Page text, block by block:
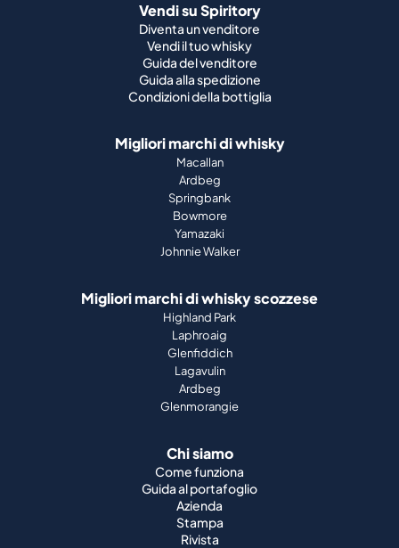
Vendi su Spiritory
Diventa un venditore
Vendi il tuo whisky
Guida del venditore
Guida alla spedizione
Condizioni della bottiglia
Migliori marchi di whisky
Macallan
Ardbeg
Springbank
Bowmore
Yamazaki
Johnnie Walker
Migliori marchi di whisky scozzese
Highland Park
Laphroaig
Glenfiddich
Lagavulin
Ardbeg
Glenmorangie
Chi siamo
Come funziona
Guida al portafoglio
Azienda
Stampa
Rivista